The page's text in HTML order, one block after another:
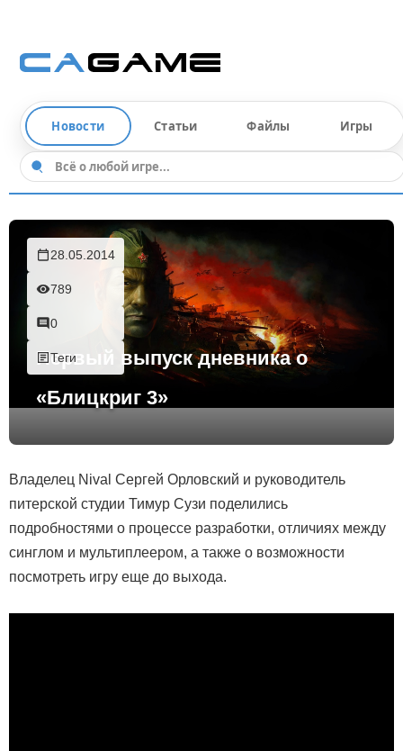
Новости Статьи Файлы Игры
28.05.2014
789
0
Теги
Первый выпуск дневника о
«Блицкриг 3»
Владелец Nival Сергей Орловский и руководитель
питерской студии Тимур Сузи поделились
подробностями о процессе разработки, отличиях между
синглом и мультиплеером, а также о возможности
посмотреть игру еще до выхода.